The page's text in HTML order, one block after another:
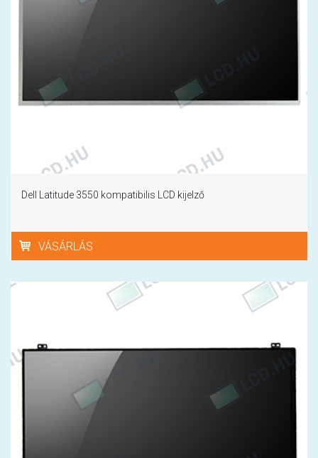
Dell Latitude 3550 kompatibilis LCD kijelző
VÁSÁRLÁS